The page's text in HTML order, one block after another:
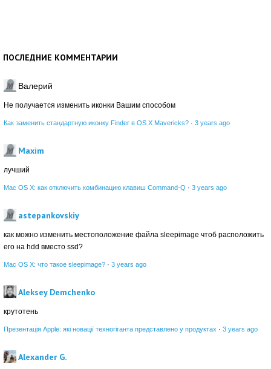
ПОСЛЕДНИЕ КОММЕНТАРИИ
Валерий
Не получается изменить иконки Вашим способом
Как заменить стандартную иконку Finder в OS X Mavericks? · 3 years ago
Maxim
лучший
Mac OS X: как отключить комбинацию клавиш Command-Q · 3 years ago
astepankovskiy
как можно изменить местоположение файла sleepimage чтоб расположить
его на hdd вместо ssd?
Mac OS X: что такое sleepimage? · 3 years ago
Aleksey Demchenko
крутотень
Презентація Apple: які новації техногіганта представлено у продуктах · 3 years ago
Alexander G.